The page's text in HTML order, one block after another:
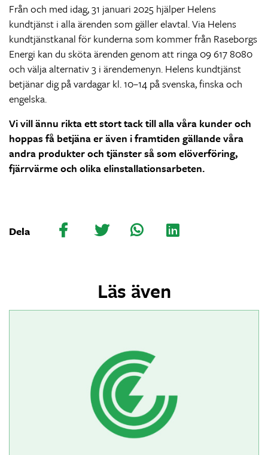
Från och med idag, 31 januari 2025 hjälper Helens
kundtjänst i alla ärenden som gäller elavtal. Via Helens
kundtjänstkanal för kunderna som kommer från Raseborgs
Energi kan du sköta ärenden genom att ringa 09 617 8080
och välja alternativ 3 i ärendemenyn. Helens kundtjänst
betjänar dig på vardagar kl. 10–14 på svenska, finska och
engelska.
Vi vill ännu rikta ett stort tack till alla våra kunder och
hoppas få betjäna er även i framtiden gällande våra
andra produkter och tjänster så som elöverföring,
fjärrvärme och olika elinstallationsarbeten.
Dela
Läs även